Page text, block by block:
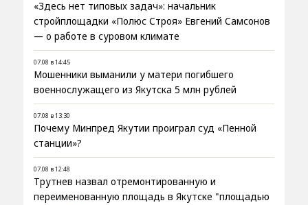
«Здесь нет типовых задач»: начальник
стройплощадки «Полюс Строя» Евгений Самсонов
— о работе в суровом климате
07.08 в 14:45
Мошенники выманили у матери погибшего
военнослужащего из Якутска 5 млн рублей
07.08 в 13:30
Почему Минпред Якутии проиграл суд «Пенной
станции»?
07.08 в 12:48
Трутнев назвал отремонтированную и
переименованную площадь в Якутске "площадью